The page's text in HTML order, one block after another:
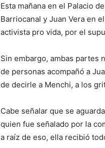
Esta mañana en el Palacio
Barriocanal y Juan Vera en
activista pro vida, por el
Sin embargo, ambas partes
de personas acompañó a
de decirle a Menchi, a los
Cabe señalar que se
quien fue señalado por la
a raíz de eso, ella recibió